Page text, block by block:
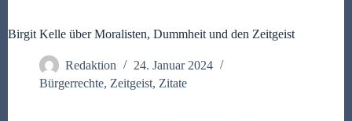
Birgit Kelle über Moralisten, Dummheit und den Zeitgeist
Redaktion
24. Januar 2024
Bürgerrechte, Zeitgeist, Zitate